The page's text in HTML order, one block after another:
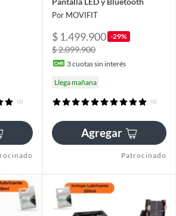
(6)
Por MOVIFIT
$ 1.499.900 -29%
$ 2.099.900
3cuotas sin interés
Llega mañana
(6)
Agregar
Patrocinado